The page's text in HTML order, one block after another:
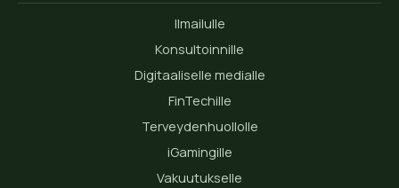
Ilmailulle
Konsultoinnille
Digitaaliselle medialle
FinTechille
Terveydenhuollolle
iGamingille
Vakuutukselle